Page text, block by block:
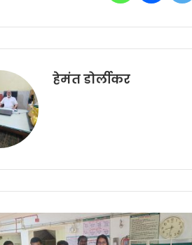
हेमंत डोर्लीकर